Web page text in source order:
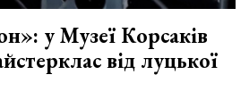
у Музеї Корсаків
від луцької